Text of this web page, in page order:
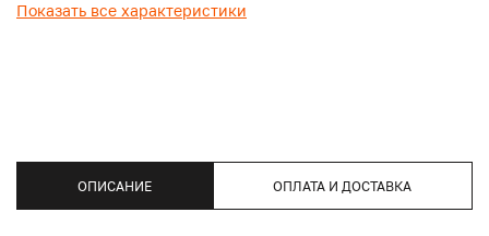
Показать все характеристики
ОПИСАНИЕ ОПЛАТА И ДОСТАВКА